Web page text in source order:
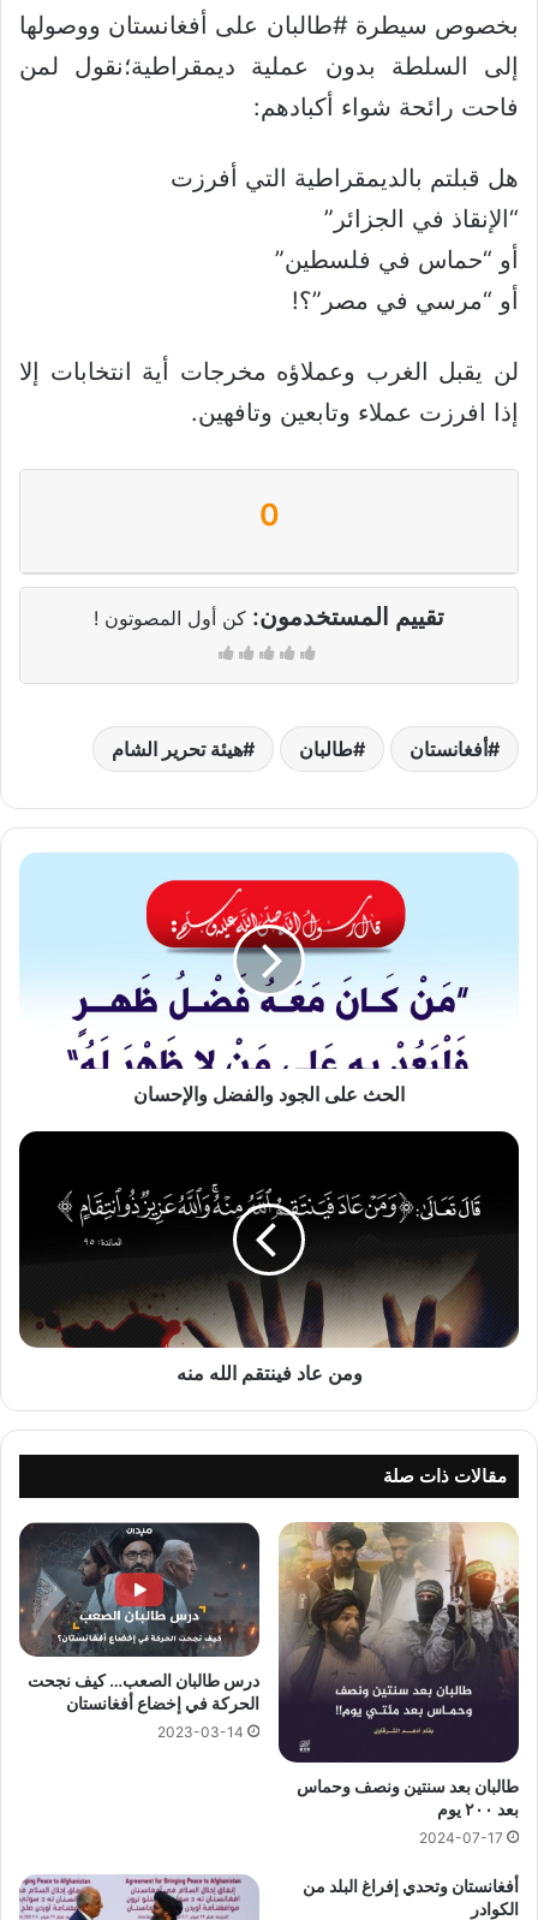
‏بخصوص سيطرة #طالبان على أفغانستان ووصولها
إلى السلطة بدون عملية ديمقراطية؛نقول لمن
فاحت رائحة شواء أكبادهم:
هل قبلتم بالديمقراطية التي أفرزت
“الإنقاذ في الجزائر”
أو “حماس في فلسطين”
أو “مرسي في مصر”؟!
لن يقبل الغرب وعملاؤه مخرجات أية انتخابات إلا
إذا افرزت عملاء وتابعين وتافهين.
0
تقييم المستخدمون: كن أول المصوتون !
أفغانستان طالبان هيئة تحرير الشام
الحث
الحث على الجود والفضل والإحسان
ومن
فينتقم
ومن عاد فينتقم الله منه
مقالات ذات صلة
طالبان بعد سنتين ونصف وحماس
بعد ٢٠٠ يوم
2024-07-17
درس طالبان الصعب… كيف نجحت
الحركة في إخضاع أفغانستان
2023-03-14
أفغانستان وتحدي إفراغ البلد من
الكوادر